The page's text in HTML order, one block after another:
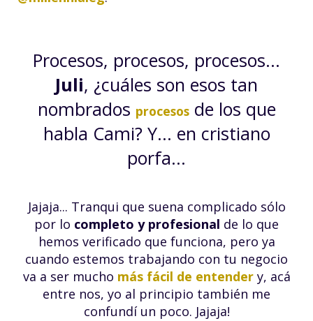
Procesos, procesos, procesos...
Juli, ¿cuáles son esos tan
nombrados procesosde los que
habla Cami? Y... en cristiano
porfa...
Jajaja... Tranqui que suena complicado sólo
por lo completo y profesional de lo que
hemos verificado que funciona, pero ya
cuando estemos trabajando con tu negocio
va a ser mucho más fácil de entendery, acá
entre nos, yo al principio también me
confundí un poco. Jajaja!